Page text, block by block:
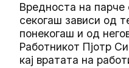
Вредноста на
секогаш зависи од
понекогаш и од
Работникот Пјотр
кај вратата на